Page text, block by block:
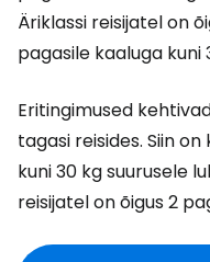
Äriklassi reisijatel on
pagasile kaaluga kuni
Eritingimused
tagasi reisides. Siin
kuni 30 kg suurusele
reisijatel on õigus 2